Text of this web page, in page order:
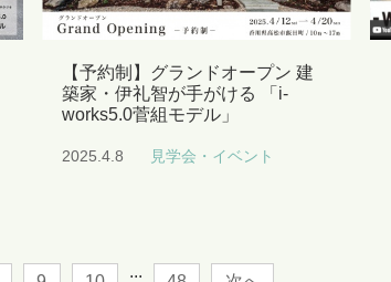
【予約制】グランドオープン 建
築家・伊礼智が手がける 「i-
works5.0菅組モデル」
2025.4.8 見学会・イベント
...